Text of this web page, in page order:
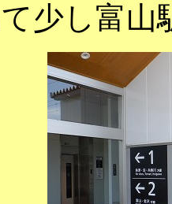
少し富山